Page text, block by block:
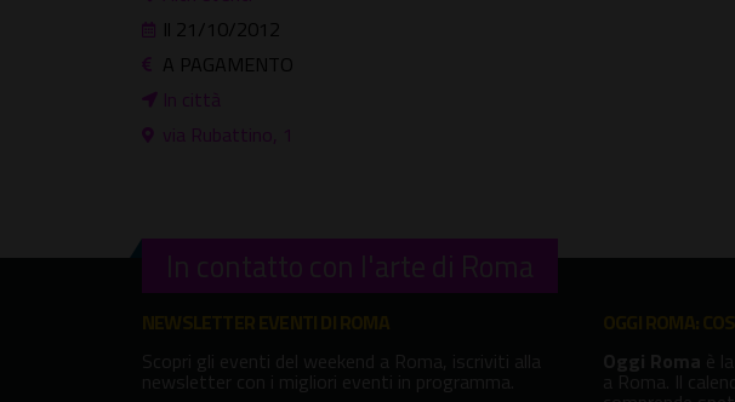
Il 21/10/2012
A PAGAMENTO
In città
via Rubattino, 1
In contatto con l'arte di Roma